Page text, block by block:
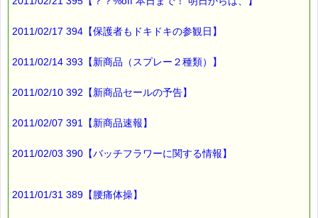
2011/02/17 394【保護者もドキドキの参観日】
2011/02/14 393【新商品（スプレー２種類）】
2011/02/10 392【新商品セールの予告】
2011/02/07 391【新商品速報】
2011/02/03 390【バッチフラワーに関する情報】
2011/01/31 389【腰痛体操】